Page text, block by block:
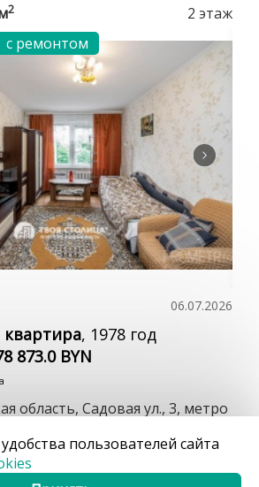
2
2 этаж
с ремонтом
06.07.2026
квартира, 1978 год
873.0 BYN
область, Садовая ул., 3, метро
пользователей сайта